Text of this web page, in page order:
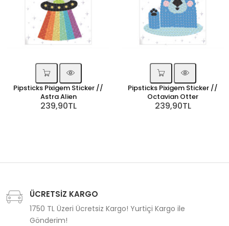
Pipsticks Pixigem Sticker //
Astra Alien
239,90TL
Pipsticks Pixigem Sticker //
Octavian Otter
239,90TL
ÜCRETSİZ KARGO
1750 TL Üzeri Ücretsiz Kargo! Yurtiçi Kargo ile
Gönderim!